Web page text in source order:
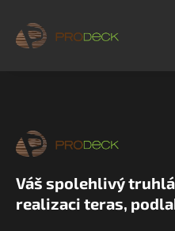
Váš spolehlivý
realizaci teras,